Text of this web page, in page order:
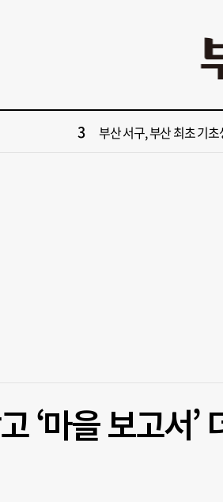
창원 파크골프장 일찍 개
부산 서구, 부산 최초 기초생
5 반가雨…주말 부울경 비
‘마을 보고서’